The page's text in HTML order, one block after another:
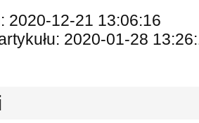
2020-12-21 13:06:16
2020-01-28